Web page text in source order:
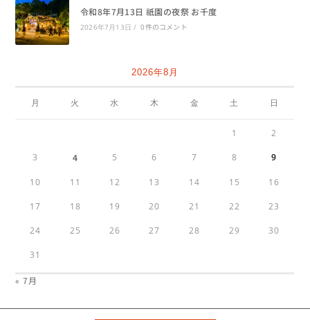
令和8年7月13日 祇園の夜祭 お千度
2026年7月13日 / 0件のコメント
2026年8月
月 火 水 木 金 土 日
1 2
3 4 5 6 7 8 9
10 11 12 13 14 15 16
17 18 19 20 21 22 23
24 25 26 27 28 29 30
31
« 7月